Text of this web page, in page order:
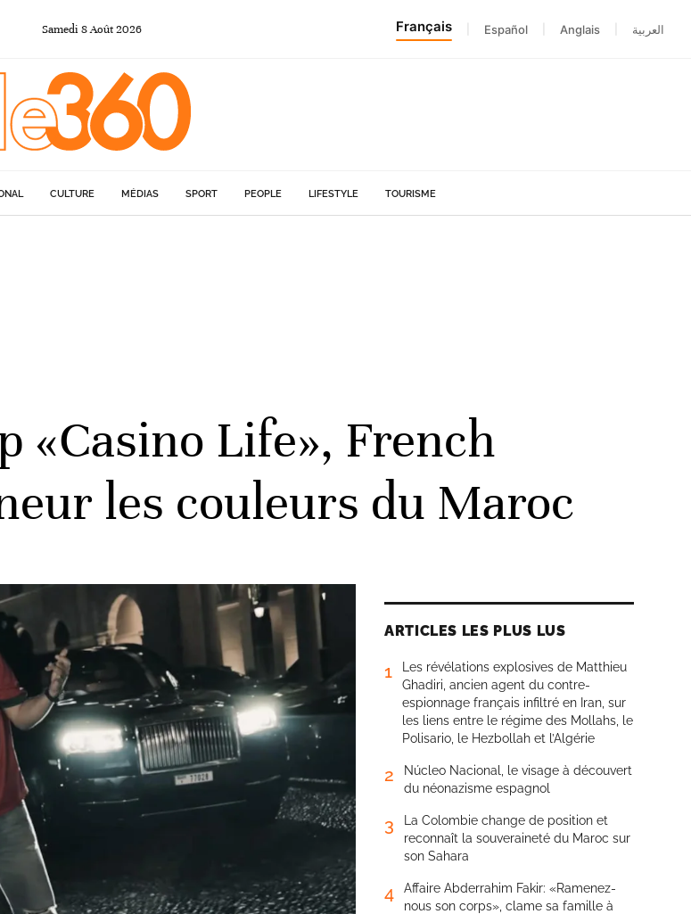
Samedi 8Août2026 Français Español Anglais العربية
CULTURE MÉDIAS SPORT PEOPLE LIFESTYLE TOURISME
«Casino Life», French
les couleurs du Maroc
ARTICLES LES PLUS LUS
1
Les révélations explosives de Matthieu
Ghadiri, ancien agent du contre-
espionnage français infiltré en Iran, sur
les liens entre le régime des Mollahs, le
Polisario, le Hezbollah et l’Algérie
2
Núcleo Nacional, le visage à découvert
du néonazisme espagnol
3
La Colombie change de position et
reconnaît la souveraineté du Maroc sur
son Sahara
4
Affaire Abderrahim Fakir: «Ramenez-
nous son corps», clame sa famille à